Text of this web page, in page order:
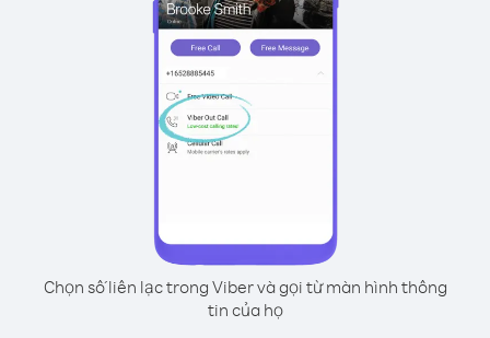
Chọn số liên lạc trong Viber và gọi từ màn hình thông
tin của họ